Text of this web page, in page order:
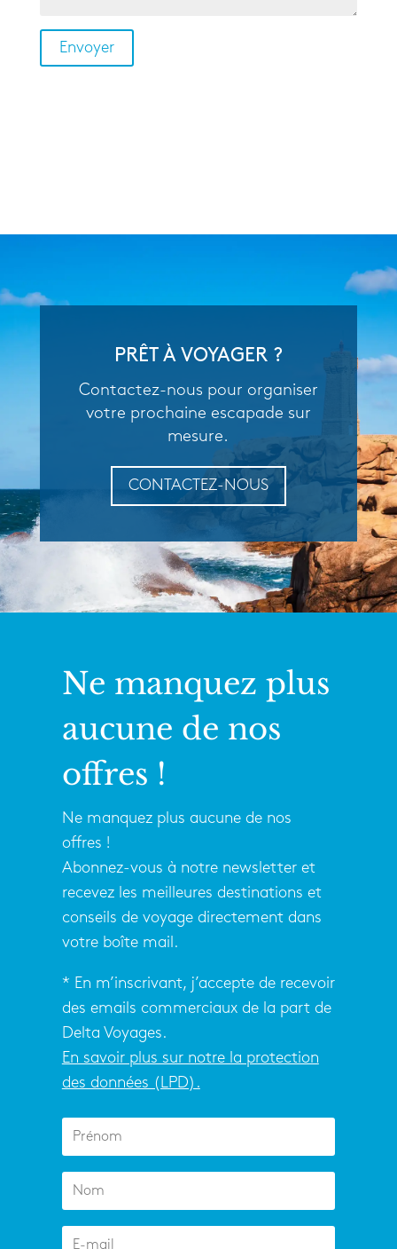
PRÊT À VOYAGER ?
Contactez-nous pour organiser
votre prochaine escapade sur
mesure.
CONTACTEZ-NOUS
Ne manquez plus
aucune de nos
offres !
Ne manquez plus aucune de nos
offres !
Abonnez-vous à notre newsletter et
recevez les meilleures destinations et
conseils de voyage directement dans
votre boîte mail.
* En m’inscrivant, j’accepte de recevoir
des emails commerciaux de la part de
Delta Voyages.
En savoir plus sur notre la protection
des données (LPD).